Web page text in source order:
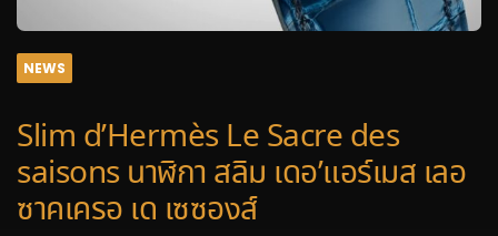
NEWS
Slim d’Hermès Le Sacre des
saisons นาฬิกา สลิม เดอ’แอร์เมส เลอ
ซาคเครอ เด เซซองส์